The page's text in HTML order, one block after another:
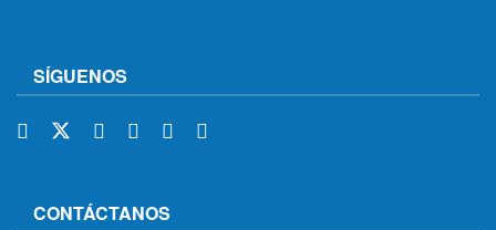
SÍGUENOS
CONTÁCTANOS